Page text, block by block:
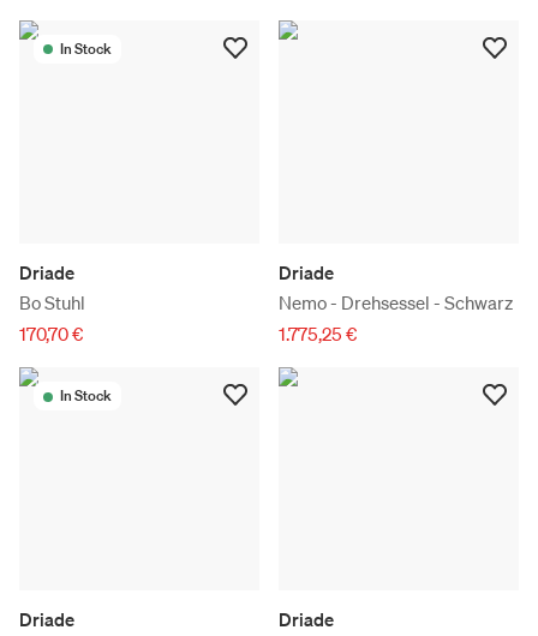
In Stock
Driade
Bo Stuhl
170,70 €
Driade
Nemo - Drehsessel - Schwarz
1.775,25 €
In Stock
Driade
Driade